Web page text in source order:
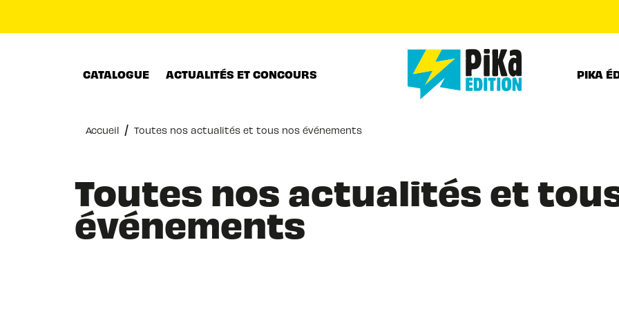
CATALOGUE ACTUALITÉS ET CONCOURS PIKA
Accueil / Toutes nos actualités et tous nos événements
Toutes nos actualités et
événements